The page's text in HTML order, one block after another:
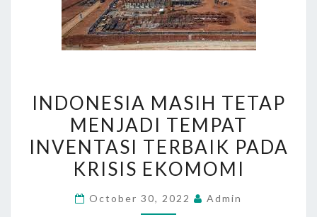
N
O
N
S
INDONESIA MASIH TETAP
MENJADI TEMPAT
INVENTASI TERBAIK PADA
KRISIS EKOMOMI
October 30, 2022 Admin